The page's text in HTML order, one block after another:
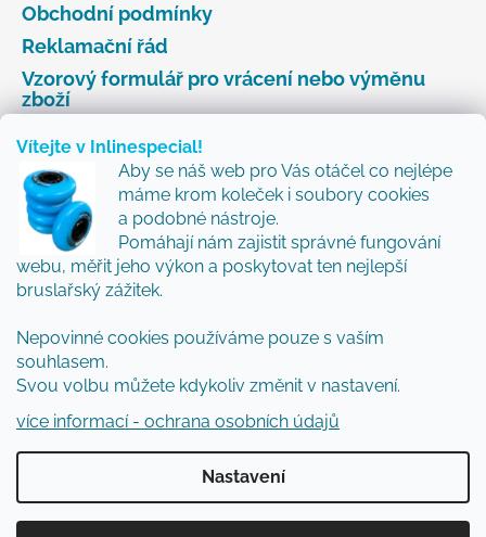
Vítejte v Inlinespecial!
Aby se náš web pro Vás otáčel co nejlépe
máme krom koleček i soubory cookies
a podobné nástroje.
Pomáhají nám zajistit správné fungování
webu, měřit jeho výkon a poskytovat ten nejlepší
bruslařský zážitek.
Nepovinné cookies používáme pouze s vaším
souhlasem.
Svou volbu můžete kdykoliv změnit v nastavení.
více informací - ochrana osobních údajů
Nastavení
Obchodní podmínky
Reklamační řád
Vzorový formulář pro vrácení nebo výměnu
zboží
Odebírat newsletter
Přidejte se k nám a my Vám budeme zasílat ty nejlepší
novinky a tipy.
Vložením e-mailu souhlasíte spodmínkami
ochrany osobních údajů